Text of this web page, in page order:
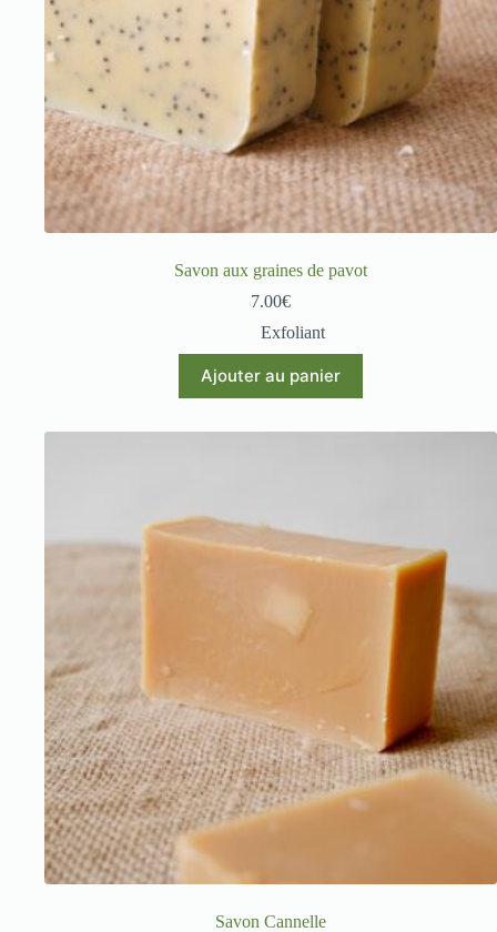
Savon aux graines de pavot
7.00€
Exfoliant
Ajouter au panier
Savon Cannelle